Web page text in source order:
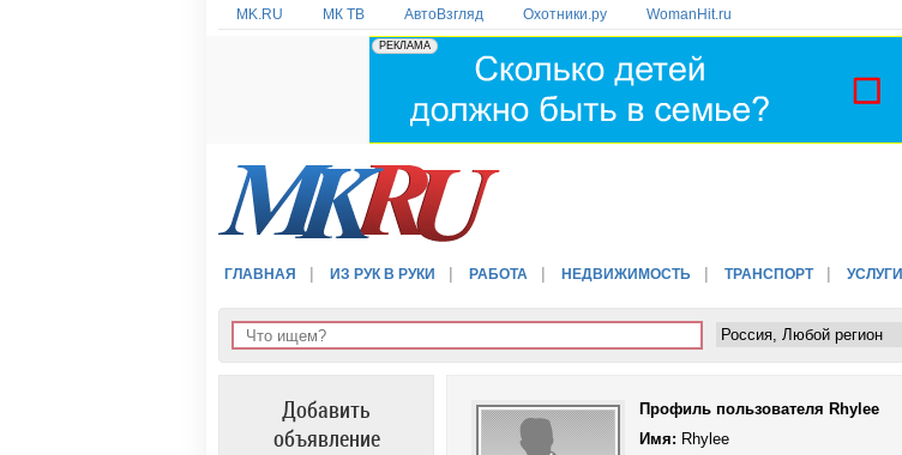
MK.RU МК ТВ АвтоВзгляд Охотники.ру WomanHit.ru
ГЛАВНАЯ ИЗ РУК В РУКИ РАБОТА НЕДВИЖИМОСТЬ ТРАНСПОРТ УСЛУГИ
Добавить
объявление
Профиль пользователя Rhylee
Имя: Rhylee